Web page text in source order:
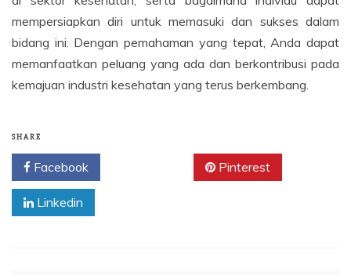
mempersiapkan diri untuk memasuki dan sukses dalam
bidang ini. Dengan pemahaman yang tepat, Anda dapat
memanfaatkan peluang yang ada dan berkontribusi pada
kemajuan industri kesehatan yang terus berkembang.
SHARE
Facebook Pinterest
Linkedin